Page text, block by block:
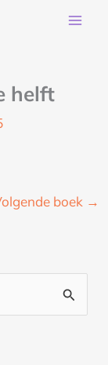
helft
boek →